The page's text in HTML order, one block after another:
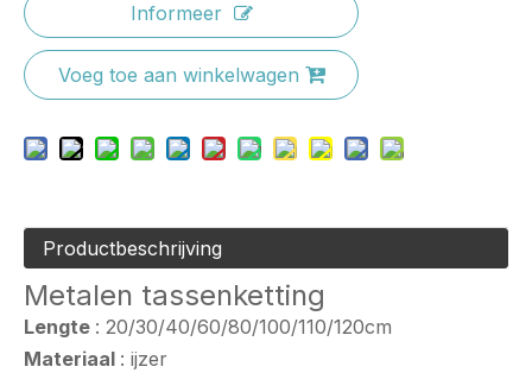
Informeer
Voeg toe aan winkelwagen
Productbeschrijving
Metalen tassenketting
Lengte : 20/30/40/60/80/100/110/120cm
Materiaal : ijzer